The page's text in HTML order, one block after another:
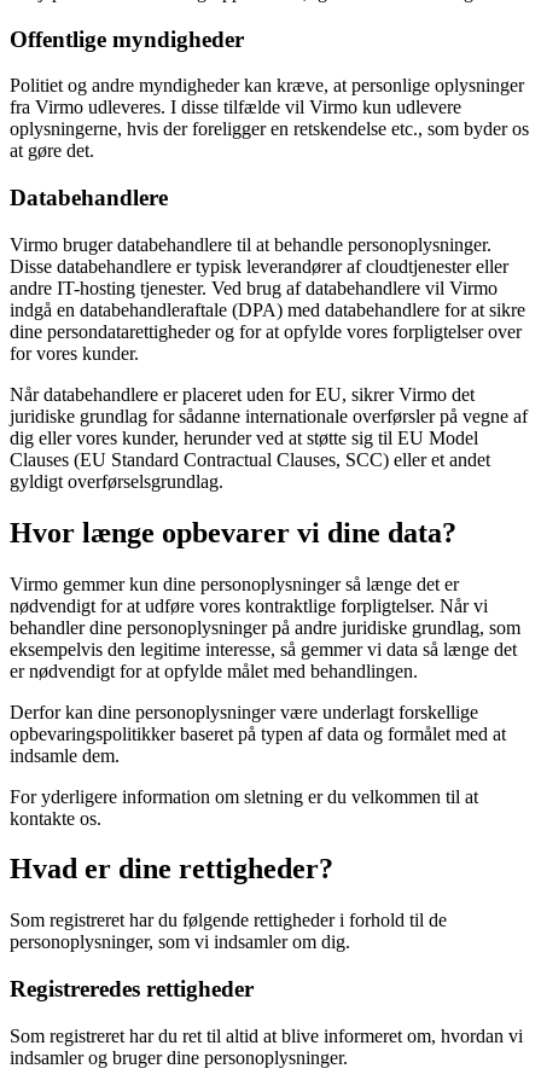
Offentlige myndigheder
Politiet og andre myndigheder kan kræve, at personlige oplysninger
fra Virmo udleveres. I disse tilfælde vil Virmo kun udlevere
oplysningerne, hvis der foreligger en retskendelse etc., som byder os
at gøre det.
Databehandlere
Virmo bruger databehandlere til at behandle personoplysninger.
Disse databehandlere er typisk leverandører af cloudtjenester eller
andre IT-hosting tjenester. Ved brug af databehandlere vil Virmo
indgå en databehandleraftale (DPA) med databehandlere for at sikre
dine persondatarettigheder og for at opfylde vores forpligtelser over
for vores kunder.
Når databehandlere er placeret uden for EU, sikrer Virmo det
juridiske grundlag for sådanne internationale overførsler på vegne af
dig eller vores kunder, herunder ved at støtte sig til EU Model
Clauses (EU Standard Contractual Clauses, SCC) eller et andet
gyldigt overførselsgrundlag.
Hvor længe opbevarer vi dine data?
Virmo gemmer kun dine personoplysninger så længe det er
nødvendigt for at udføre vores kontraktlige forpligtelser. Når vi
behandler dine personoplysninger på andre juridiske grundlag, som
eksempelvis den legitime interesse, så gemmer vi data så længe det
er nødvendigt for at opfylde målet med behandlingen.
Derfor kan dine personoplysninger være underlagt forskellige
opbevaringspolitikker baseret på typen af data og formålet med at
indsamle dem.
For yderligere information om sletning er du velkommen til at
kontakte os.
Hvad er dine rettigheder?
Som registreret har du følgende rettigheder i forhold til de
personoplysninger, som vi indsamler om dig.
Registreredes rettigheder
Som registreret har du ret til altid at blive informeret om, hvordan vi
indsamler og bruger dine personoplysninger.